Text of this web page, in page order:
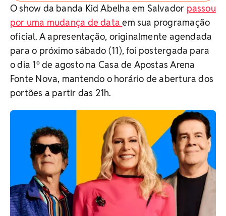
O show da banda Kid Abelha em Salvador passou
por uma mudança de dataem sua programação
oficial. A apresentação, originalmente agendada
para o próximo sábado (11), foi postergada para
o dia 1º de agosto na Casa de Apostas Arena
Fonte Nova, mantendo o horário de abertura dos
portões a partir das 21h.